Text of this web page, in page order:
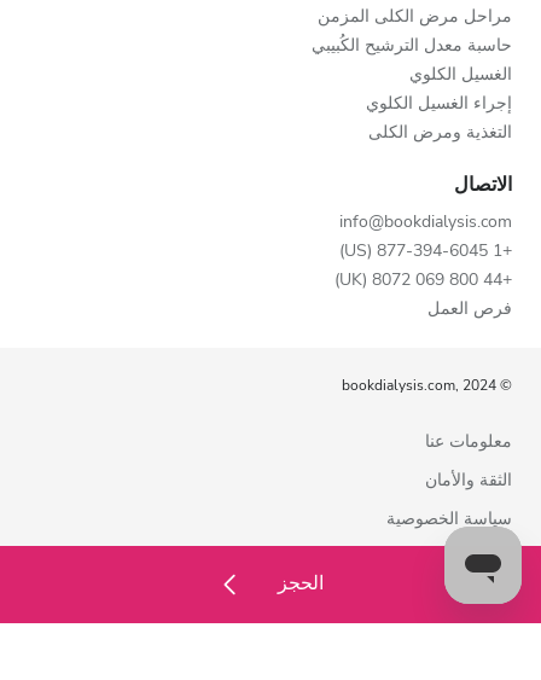
الحجز
مراحل مرض الكلى المزمن
حاسبة معدل الترشيح الكُبيبي
الغسيل الكلوي
إجراء الغسيل الكلوي
التغذية ومرض الكلى
الاتصال
info@bookdialysis.com
+1 877-394-6045 (US)
+44 800 069 8072 (UK)
فرص العمل
© bookdialysis.com, 2024
معلومات عنا
الثقة والأمان
سياسة الخصوصية
شروط الاستخدام
سياسة ملفات تعريف الارتباط